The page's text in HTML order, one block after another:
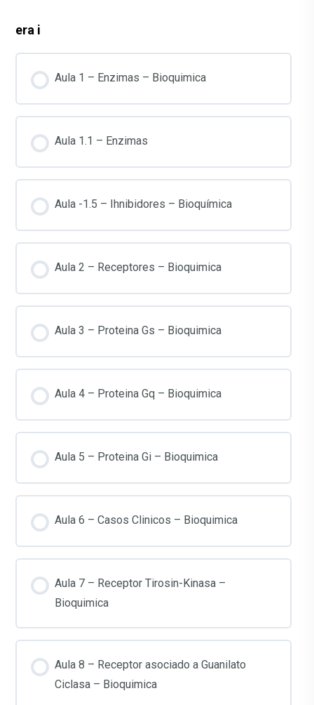
era i
Aula 1 – Enzimas – Bioquimica
Aula 1.1 – Enzimas
Aula -1.5 – Ihnibidores – Bioquímica
Aula 2 – Receptores – Bioquimica
Aula 3 – Proteina Gs – Bioquimica
Aula 4 – Proteina Gq – Bioquimica
Aula 5 – Proteina Gi – Bioquimica
Aula 6 – Casos Clinicos – Bioquimica
Aula 7 – Receptor Tirosin-Kinasa –
Bioquimica
Aula 8 – Receptor asociado a Guanilato
Ciclasa – Bioquimica